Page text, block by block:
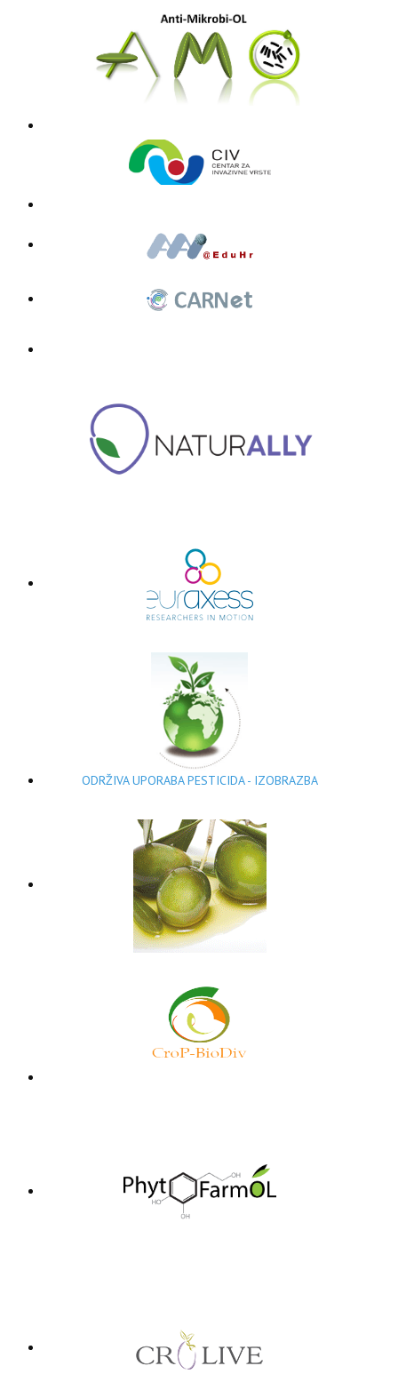
ODRŽIVA UPORABA PESTICIDA - IZOBRAZBA